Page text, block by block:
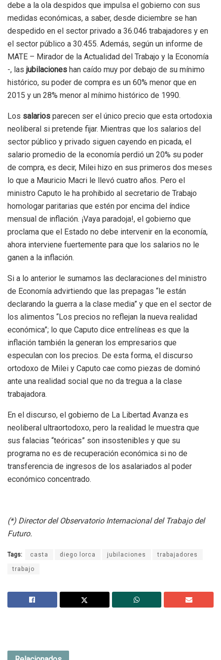
debe a la ola despidos que impulsa el gobierno con sus
medidas económicas, a saber, desde diciembre se han
despedido en el sector privado a 36.046 trabajadores y en
el sector público a 30.455. Además, según un informe de
MATE – Mirador de la Actualidad del Trabajo y la Economía
-, las jubilaciones han caído muy por debajo de su mínimo
histórico, su poder de compra es un 60% menor que en
2015 y un 28% menor al mínimo histórico de 1990.
Los salarios parecen ser el único precio que esta ortodoxia
neoliberal si pretende fijar. Mientras que los salarios del
sector público y privado siguen cayendo en picada, el
salario promedio de la economía perdió un 20% su poder
de compra, es decir, Milei hizo en sus primeros dos meses
lo que a Mauricio Macri le llevó cuatro años. Pero el
ministro Caputo le ha prohibido al secretario de Trabajo
homologar paritarias que estén por encima del índice
mensual de inflación. ¡Vaya paradoja!, el gobierno que
proclama que el Estado no debe intervenir en la economía,
ahora interviene fuertemente para que los salarios no le
ganen a la inflación.
Si a lo anterior le sumamos las declaraciones del ministro
de Economía advirtiendo que las prepagas “le están
declarando la guerra a la clase media” y que en el sector de
los alimentos “Los precios no reflejan la nueva realidad
económica”; lo que Caputo dice entrelíneas es que la
inflación también la generan los empresarios que
especulan con los precios. De esta forma, el discurso
ortodoxo de Milei y Caputo cae como piezas de dominó
ante una realidad social que no da tregua a la clase
trabajadora.
En el discurso, el gobierno de La Libertad Avanza es
neoliberal ultraortodoxo, pero la realidad le muestra que
sus falacias “teóricas” son insostenibles y que su
programa no es de recuperación económica si no de
transferencia de ingresos de los asalariados al poder
económico concentrado.
(*) Director del Observatorio Internacional del Trabajo del
Futuro.
Tags: casta diego lorca jubilaciones trabajadores
trabajo